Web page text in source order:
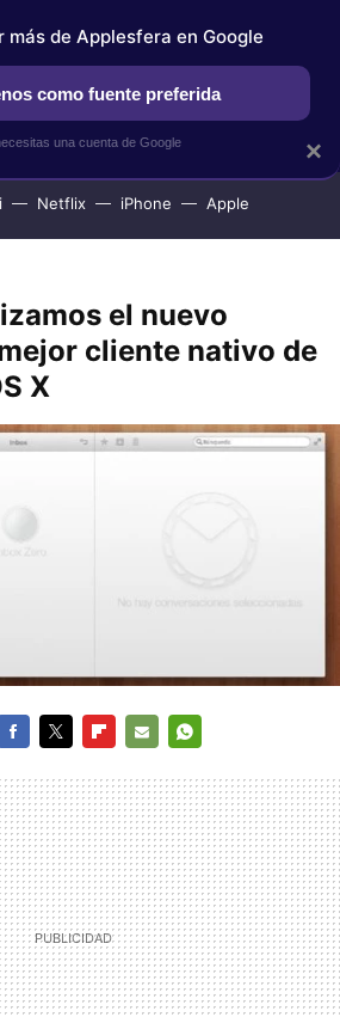
APPLESFERA SELECCIÓN
Netflix iPhone Apple
el nuevo
cliente nativo de
X
MAIL
×
más de Applesfera en Google
como fuente preferida
una cuenta de Google